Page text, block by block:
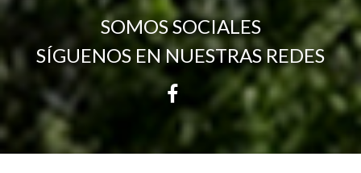
SOMOS SOCIALES
SÍGUENOS EN NUESTRAS REDES